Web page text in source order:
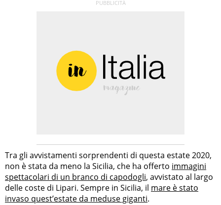
Tra gli avvistamenti sorprendenti di questa estate 2020,
non è stata da meno la Sicilia, che ha offerto immagini
spettacolari di un branco di capodogli, avvistato al largo
delle coste di Lipari. Sempre in Sicilia, il mare è stato
invaso quest’estate da meduse giganti.